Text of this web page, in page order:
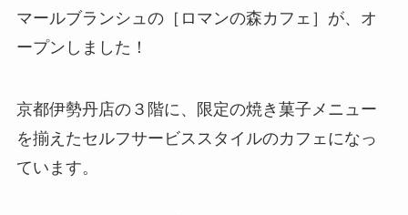
マールブランシュの［ロマンの森カフェ］が、オ
ープンしました！
京都伊勢丹店の３階に、限定の焼き菓子メニュー
を揃えたセルフサービススタイルのカフェになっ
ています。